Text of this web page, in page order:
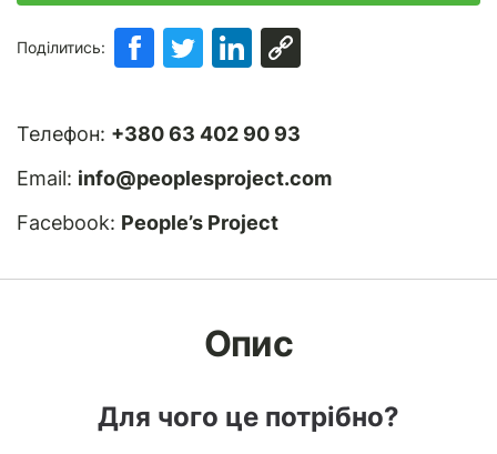
Поділитись:
Телефон: +380 63 402 90 93
Email: info@peoplesproject.com
Facebook: People’s Project
Опис
Для чого це потрібно?